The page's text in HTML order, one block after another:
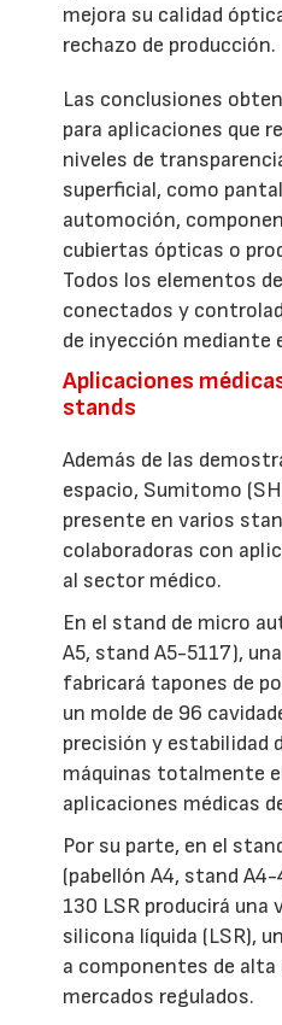
mejora su calidad
rechazo de producción.
Las conclusiones
para aplicaciones que
niveles de
superficial, como
automoción,
cubiertas ópticas o
Todos los elementos
conectados y
de inyección mediante
Aplicaciones
stands
Además de las
espacio, Sumitomo
presente en varios
colaboradoras con
al sector médico.
En el stand de micro
A5, stand A5-5117),
fabricará tapones de
un molde de 96
precisión y estabilidad
máquinas totalmente
aplicaciones médicas
Por su parte, en el
(pabellón A4, stand
130 LSR producirá una
silicona líquida (LSR),
a componentes de alta
mercados regulados.